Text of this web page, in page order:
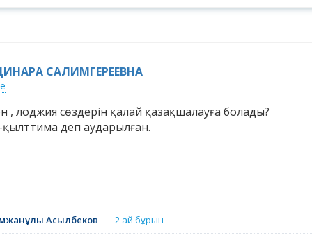
САЛИМГЕРЕЕВНА
, лоджия сөздерін қалай қазақшалауға болады?
қылттима деп аударылған.
Асылбеков 2 ай бұрын